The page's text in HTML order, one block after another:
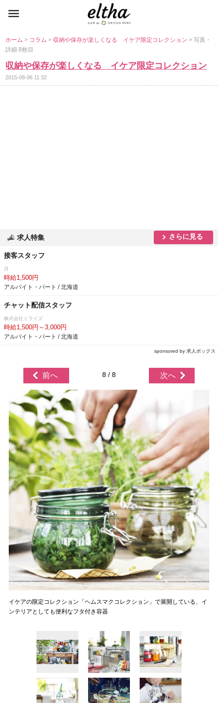
ホーム> コラム>収納や保存が楽しくなる イケア限定コレクション> 写真・
詳細 8枚目
収納や保存が楽しくなる イケア限定コレクション
2015-08-06 11:32
求人特集 さらに見る
接客スタッフ
月
時給1,500円
アルバイト・パート / 北海道
チャット配信スタッフ
株式会社ミライズ
時給1,500円～3,000円
アルバイト・パート / 北海道
sponsored by 求人ボックス
前へ 8 / 8 次へ
イケアの限定コレクション「ヘムスマクコレクション」で展開している、イ
ンテリアとしても便利なフタ付き容器